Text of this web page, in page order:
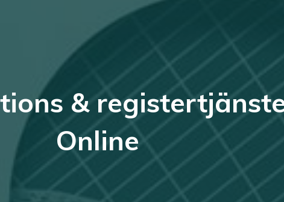
&
Online